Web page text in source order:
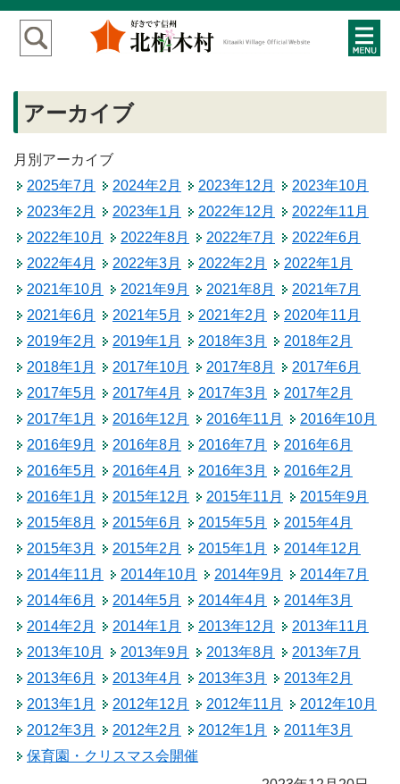
アーカイブ
月別アーカイブ
2025年7月
2024年2月 2023年12月
2023年10月
2023年2月
2023年1月 2022年12月
2022年11月
2022年10月
2022年8月 2022年7月
2022年6月
2022年4月
2022年3月 2022年2月
2022年1月
2021年10月
2021年9月 2021年8月
2021年7月
2021年6月
2021年5月 2021年2月
2020年11月
2019年2月
2019年1月 2018年3月
2018年2月
2018年1月
2017年10月 2017年8月
2017年6月
2017年5月
2017年4月 2017年3月
2017年2月
2017年1月
2016年12月 2016年11月
2016年10月
2016年9月
2016年8月 2016年7月
2016年6月
2016年5月
2016年4月 2016年3月
2016年2月
2016年1月
2015年12月 2015年11月
2015年9月
2015年8月
2015年6月 2015年5月
2015年4月
2015年3月
2015年2月 2015年1月
2014年12月
2014年11月
2014年10月 2014年9月
2014年7月
2014年6月
2014年5月 2014年4月
2014年3月
2014年2月
2014年1月 2013年12月
2013年11月
2013年10月
2013年9月 2013年8月
2013年7月
2013年6月
2013年4月 2013年3月
2013年2月
2013年1月
2012年12月 2012年11月
2012年10月
2012年3月
2012年2月 2012年1月
2011年3月
保育園・クリスマス会開催